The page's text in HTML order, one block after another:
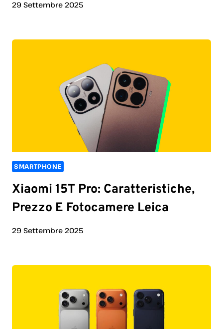
29 Settembre 2025
SMARTPHONE
Xiaomi 15T Pro: Caratteristiche,
Prezzo E Fotocamere Leica
29 Settembre 2025